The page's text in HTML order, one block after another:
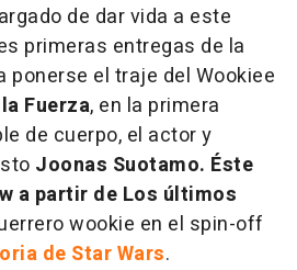
de dar vida a este
primeras entregas de la
ponerse el traje del Wookiee
Fuerza, en la primera
de cuerpo, el actor y
Joonas Suotamo. Éste
a partir de Los últimos
wookie en el spin-off
de Star Wars.